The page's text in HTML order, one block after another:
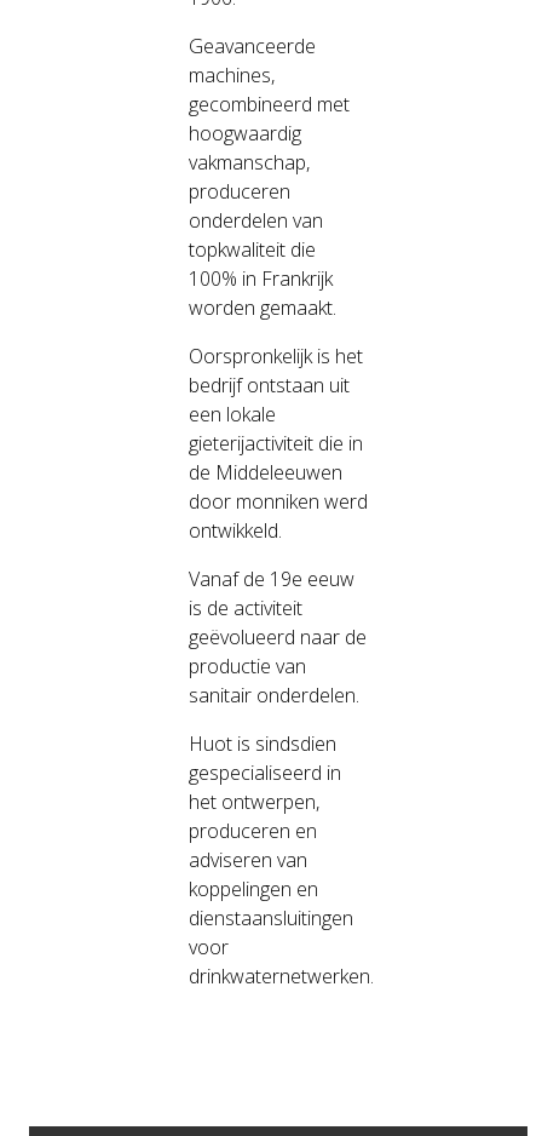
Geavanceerde
machines,
gecombineerd met
hoogwaardig
vakmanschap,
produceren
onderdelen van
topkwaliteit die
100% in Frankrijk
worden gemaakt.
Oorspronkelijk is het
bedrijf ontstaan uit
een lokale
gieterijactiviteit die in
de Middeleeuwen
door monniken werd
ontwikkeld.
Vanaf de 19e eeuw
is de activiteit
geëvolueerd naar de
productie van
sanitair onderdelen.
Huot is sindsdien
gespecialiseerd in
het ontwerpen,
produceren en
adviseren van
koppelingen en
dienstaansluitingen
voor
drinkwaternetwerken.